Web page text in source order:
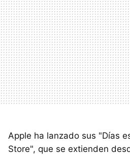
Apple ha lanzado sus "Días
Store", que se extienden